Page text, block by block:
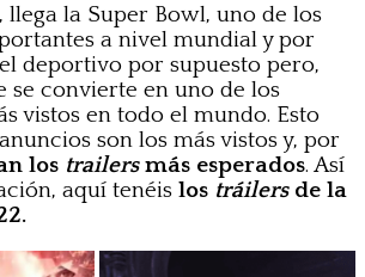
llega la Super Bowl, uno de los
a nivel mundial y por
deportivo por supuesto pero,
se convierte en uno de los
vistos en todo el mundo. Esto
son los más vistos y, por
los trailersmás esperados. Así
aquí tenéis los tráilers de la